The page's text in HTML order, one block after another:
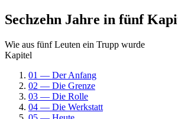
Sechzehn Jahre in fünf
Wie aus fünf Leuten ein Trupp wurde
Kapitel
01 — Der Anfang
02 — Die Grenze
03 — Die Rolle
04 — Die Werkstatt